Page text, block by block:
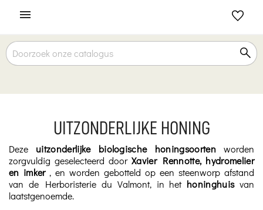

UITZONDERLIJKE HONING
Deze uitzonderlijke biologische honingsoortenworden
zorgvuldig geselecteerd doorXavier Rennotte, hydromelier
en imker, en worden gebotteld op een steenworp afstand
van de Herboristerie du Valmont, in het honinghuisvan
laatstgenoemde.